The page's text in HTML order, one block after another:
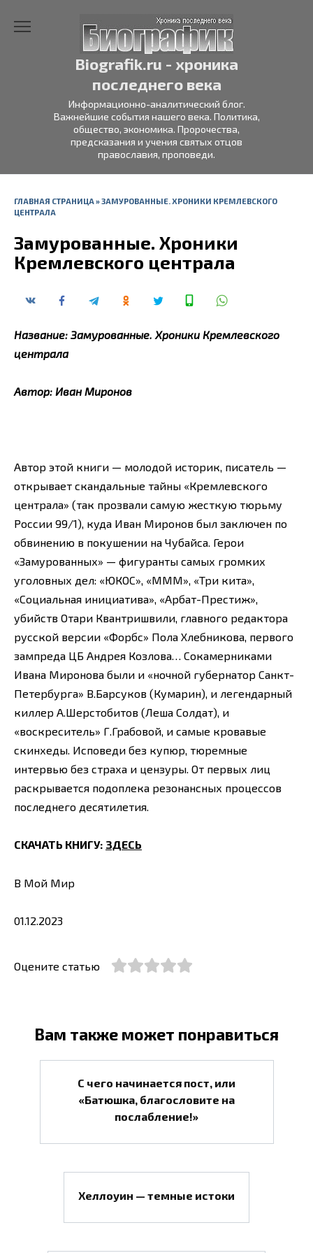
Biografik.ru - хроника
последнего века
Информационно-аналитический блог.
Важнейшие события нашего века. Политика,
общество, экономика. Пророчества,
предсказания и учения святых отцов
православия, проповеди.
ГЛАВНАЯ СТРАНИЦА»ЗАМУРОВАННЫЕ. ХРОНИКИ КРЕМЛЕВСКОГО
ЦЕНТРАЛА
Замурованные. Хроники
Кремлевского централа
Название: Замурованные. Хроники Кремлевского
централа
Автор: Иван Миронов
Автор этой книги — молодой историк, писатель —
открывает скандальные тайны «Кремлевского
централа» (так прозвали самую жесткую тюрьму
России 99/1), куда Иван Миронов был заключен по
обвинению в покушении на Чубайса. Герои
«Замурованных» — фигуранты самых громких
уголовных дел: «ЮКОС», «МММ», «Три кита»,
«Социальная инициатива», «Арбат-Престиж»,
убийств Отари Квантришвили, главного редактора
русской версии «Форбс» Пола Хлебникова, первого
зампреда ЦБ Андрея Козлова… Сокамерниками
Ивана Миронова были и «ночной губернатор Санкт-
Петербурга» В.Барсуков (Кумарин), и легендарный
киллер А.Шерстобитов (Леша Солдат), и
«воскреситель» Г.Грабовой, и самые кровавые
скинхеды. Исповеди без купюр, тюремные
интервью без страха и цензуры. От первых лиц
раскрывается подоплека резонансных процессов
последнего десятилетия.
СКАЧАТЬ КНИГУ: ЗДЕСЬ
В Мой Мир
01.12.2023
Оцените статью
Вам также может понравиться
С чего начинается пост, или
«Батюшка, благословите на
послабление!»
Хеллоуин — темные истоки